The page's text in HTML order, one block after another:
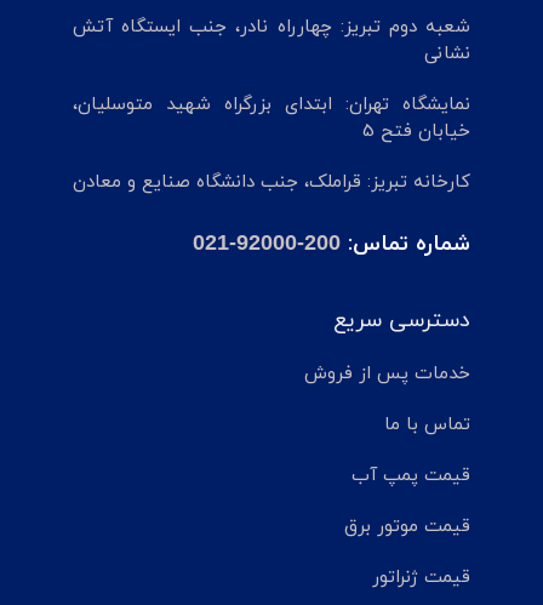
شعبه دوم تبریز: چهارراه نادر، جنب ایستگاه آتش
نشانی
نمایشگاه تهران: ابتدای بزرگراه شهید متوسلیان،
خیابان فتح 5
کارخانه تبریز: قراملک، جنب دانشگاه صنایع و معادن
شماره تماس: 021-92000-200
دسترسی سریع
خدمات پس از فروش
تماس با ما
قیمت پمپ آب
قیمت موتور برق
قیمت ژنراتور